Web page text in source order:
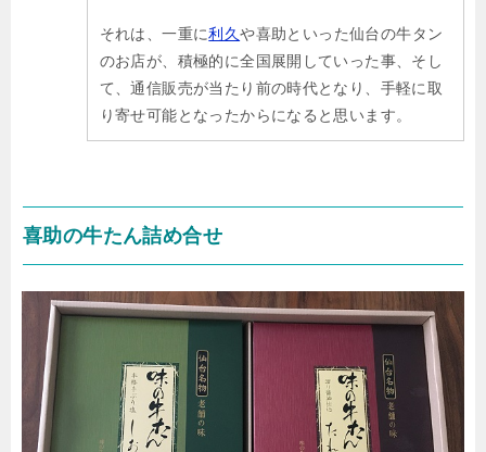
それは、一重に利久や喜助といった仙台の牛タン
のお店が、積極的に全国展開していった事、そし
て、通信販売が当たり前の時代となり、手軽に取
り寄せ可能となったからになると思います。
喜助の牛たん詰め合せ